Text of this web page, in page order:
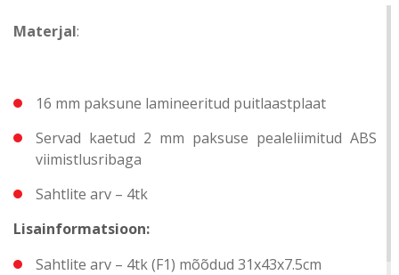
Saada
Materjal:
16 mm paksune lamineeritud puitlaastplaat
Servad kaetud 2 mm paksuse pealeliimitud ABS
viimistlusribaga
Sahtlite arv – 4tk
Lisainformatsioon:
Sahtlite arv – 4tk (F1) mõõdud 31x43x7.5cm